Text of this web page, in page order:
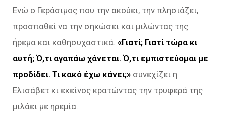
Eνώ ο Γεράσιμος που την ακούει, την πλησιάζει,
προσπαθεί να την σηκώσει και μιλώντας της
ήρεμα και καθησυχαστικά. «Γιατί; Γιατί τώρα κι
αυτή; Ό,τι αγαπάω χάνεται. Ό,τι εμπιστεύομαι με
προδίδει. Τι κακό έχω κάνει;» συνεχίζει η
Ελισάβετ κι εκείνος κρατώντας την τρυφερά της
μιλάει με ηρεμία.